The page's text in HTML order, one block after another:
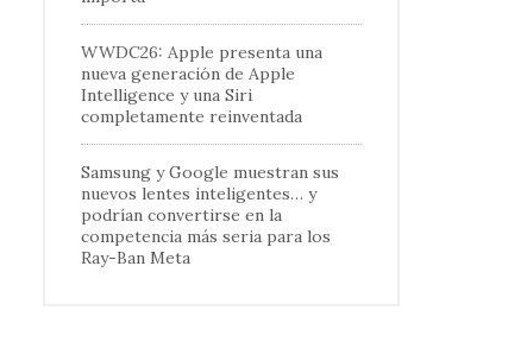
WWDC26: Apple presenta una
nueva generación de Apple
Intelligence y una Siri
completamente reinventada
Samsung y Google muestran sus
nuevos lentes inteligentes… y
podrían convertirse en la
competencia más seria para los
Ray-Ban Meta